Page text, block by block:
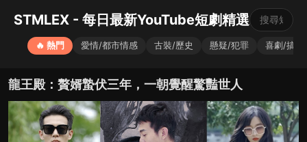
STMLEX - 每日最新YouTube短劇精選
🔥 熱門 愛情/都市情感 古裝/歷史 懸疑/犯罪 喜劇/搞笑
龍王殿：贅婿蟄伏三年，一朝覺醒驚豔世人